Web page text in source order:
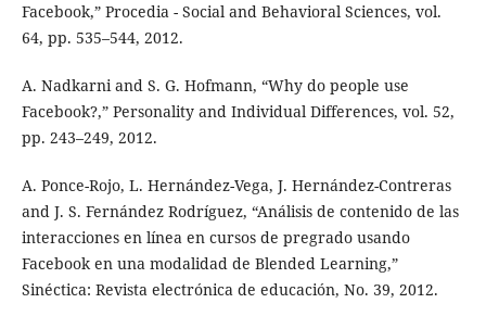
Facebook,” Procedia - Social and Behavioral Sciences, vol.
64, pp. 535–544, 2012.
A. Nadkarni and S. G. Hofmann, “Why do people use
Facebook?,” Personality and Individual Differences, vol. 52,
pp. 243–249, 2012.
A. Ponce-Rojo, L. Hernández-Vega, J. Hernández-Contreras
and J. S. Fernández Rodríguez, “Análisis de contenido de las
interacciones en línea en cursos de pregrado usando
Facebook en una modalidad de Blended Learning,”
Sinéctica: Revista electrónica de educación, No. 39, 2012.